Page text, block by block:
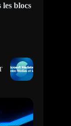
les blocs